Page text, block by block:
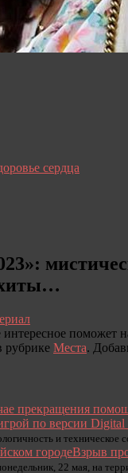
сердца
хиты…
интересное поможет
рубрике Места.
и
Взрыв
22 мая, на